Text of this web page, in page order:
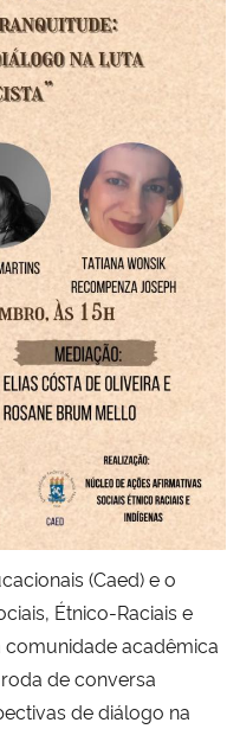
Humanos
(Caed) e o
Étnico-Raciais e
comunidade acadêmica
de conversa
de diálogo na